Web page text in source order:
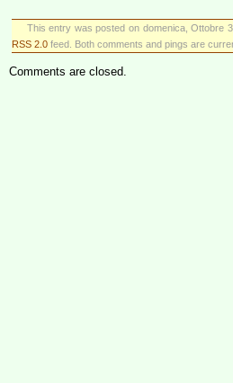
This entry was posted on domenica, Ottobre
RSS 2.0 feed. Both comments and pings are
Comments are closed.